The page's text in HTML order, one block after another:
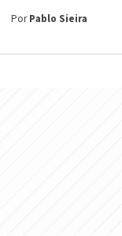
PorPablo Sieira